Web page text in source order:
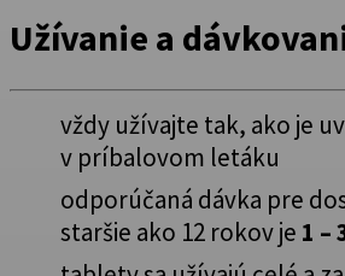
Užívanie a
vždy užívajte tak, ako je
v príbalovom letáku
odporúčaná dávka pre
staršie ako 12 rokov je 1 –